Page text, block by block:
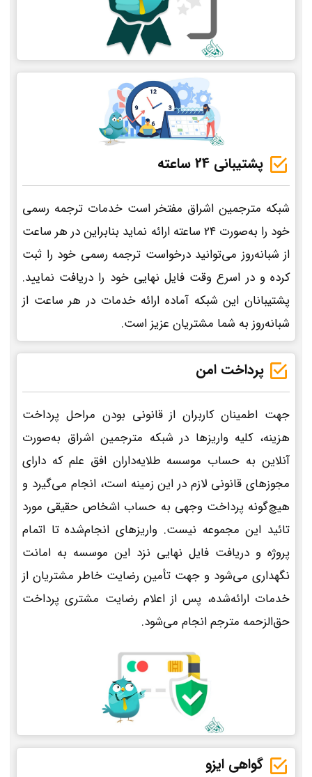
پشتیبانی 24 ساعته
شبکه مترجمین اشراق مفتخر است خدمات ترجمه رسمی
خود را به‌صورت 24 ساعته ارائه نماید بنابراین در هر ساعت
از شبانه‌روز می‌توانید درخواست ترجمه رسمی خود را ثبت
کرده و در اسرع وقت فایل نهایی خود را دریافت نمایید.
پشتیبانان این شبکه آماده ارائه خدمات در هر ساعت از
شبانه‌روز به شما مشتریان عزیز است.
پرداخت امن
جهت اطمینان کاربران از قانونی بودن مراحل پرداخت
هزینه، کلیه واریزها در شبکه مترجمین اشراق به‌صورت
آنلاین به حساب موسسه طلایه‌داران افق علم که دارای
مجوزهای قانونی لازم در این زمینه است، انجام می‌گیرد و
هیچ‌گونه پرداخت وجهی به حساب اشخاص حقیقی مورد
تائید این مجموعه نیست. واریزهای انجام‌شده تا اتمام
پروژه و دریافت فایل نهایی نزد این موسسه به امانت
نگهداری می‌شود و جهت تأمین رضایت خاطر مشتریان از
خدمات ارائه‌شده، پس از اعلام رضایت مشتری پرداخت
حق‌الزحمه مترجم انجام می‌شود.
گواهی ایزو